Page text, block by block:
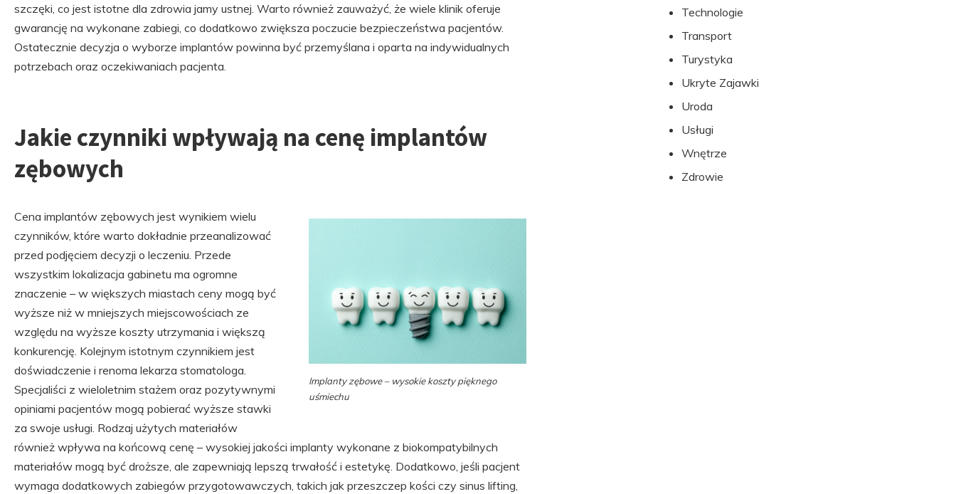
szczęki, co jest istotne dla zdrowia jamy ustnej. Warto również zauważyć, że wiele klinik oferuje
gwarancję na wykonane zabiegi, co dodatkowo zwiększa poczucie bezpieczeństwa pacjentów.
Ostatecznie decyzja o wyborze implantów powinna być przemyślana i oparta na indywidualnych
potrzebach oraz oczekiwaniach pacjenta.
Jakie czynniki wpływają na cenę implantów
zębowych
Implanty zębowe – wysokie koszty pięknego
uśmiechu
Cena implantów zębowych jest wynikiem wielu
czynników, które warto dokładnie przeanalizować
przed podjęciem decyzji o leczeniu. Przede
wszystkim lokalizacja gabinetu ma ogromne
znaczenie – w większych miastach ceny mogą być
wyższe niż w mniejszych miejscowościach ze
względu na wyższe koszty utrzymania i większą
konkurencję. Kolejnym istotnym czynnikiem jest
doświadczenie i renoma lekarza stomatologa.
Specjaliści z wieloletnim stażem oraz pozytywnymi
opiniami pacjentów mogą pobierać wyższe stawki
za swoje usługi. Rodzaj użytych materiałów
również wpływa na końcową cenę – wysokiej jakości implanty wykonane z biokompatybilnych
materiałów mogą być droższe, ale zapewniają lepszą trwałość i estetykę. Dodatkowo, jeśli pacjent
wymaga dodatkowych zabiegów przygotowawczych, takich jak przeszczep kości czy sinus lifting,
Technologie
Transport
Turystyka
Ukryte Zajawki
Uroda
Usługi
Wnętrze
Zdrowie